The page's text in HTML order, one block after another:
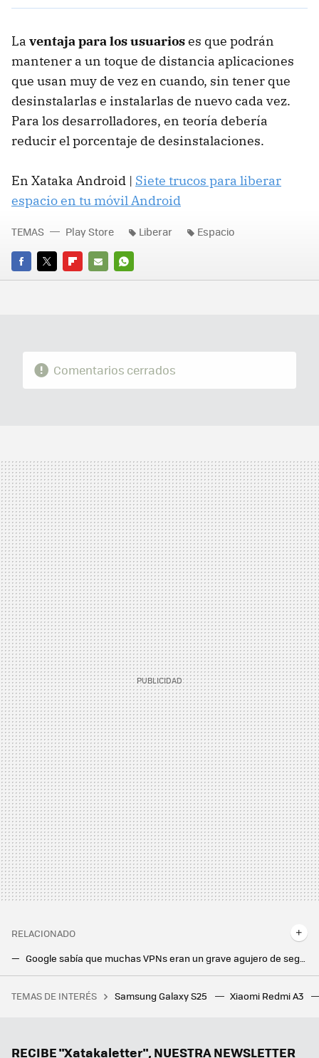
La ventaja para los usuarioses que podrán
mantener a un toque de distancia aplicaciones
que usan muy de vez en cuando, sin tener que
desinstalarlas e instalarlas de nuevo cada vez.
Para los desarrolladores, en teoría debería
reducir el porcentaje de desinstalaciones.
En Xataka Android | Siete trucos para liberar
espacio en tu móvil Android
FACEBOOK
TWITTERFLIPBOARD
E-
WHATSAPP
TEMAS Play Store Liberar Espacio
Comentarios cerrados
RELACIONADO
Hasta 12 meses gratis de Disney+ con tus puntos de Google Play. La oferta acaba muy pronto
He probado suficientes videojuegos como para decirte que ni con todo el dinero del mundo, el cine sería capaz de hacer lo que consiguen estos juegos
TEMAS DE INTERÉS Samsung Galaxy S25 Xiaomi Redmi A3
RECIBE "Xatakaletter", NUESTRA NEWSLETTER